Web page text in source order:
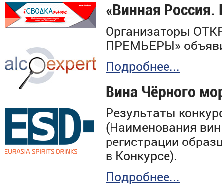
«Винная
Организаторы О
ПРЕМЬЕРЫ»
Подробнее...
Вина Чёрного
Результаты
(Наименования
регистрации
в Конкурсе).
Подробнее...